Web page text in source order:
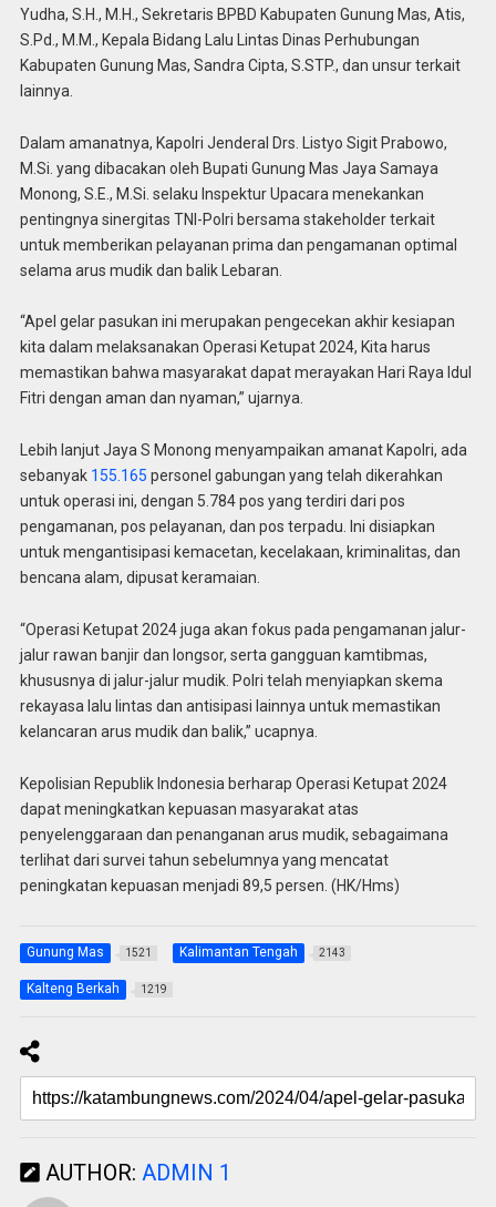
Yudha, S.H., M.H., Sekretaris BPBD Kabupaten Gunung Mas, Atis,
S.Pd., M.M., Kepala Bidang Lalu Lintas Dinas Perhubungan
Kabupaten Gunung Mas, Sandra Cipta, S.STP., dan unsur terkait
lainnya.
Dalam amanatnya, Kapolri Jenderal Drs. Listyo Sigit Prabowo,
M.Si. yang dibacakan oleh Bupati Gunung Mas Jaya Samaya
Monong, S.E., M.Si. selaku Inspektur Upacara menekankan
pentingnya sinergitas TNI-Polri bersama stakeholder terkait
untuk memberikan pelayanan prima dan pengamanan optimal
selama arus mudik dan balik Lebaran.
“Apel gelar pasukan ini merupakan pengecekan akhir kesiapan
kita dalam melaksanakan Operasi Ketupat 2024, Kita harus
memastikan bahwa masyarakat dapat merayakan Hari Raya Idul
Fitri dengan aman dan nyaman,” ujarnya.
Lebih lanjut Jaya S Monong menyampaikan amanat Kapolri, ada
sebanyak 155.165 personel gabungan yang telah dikerahkan
untuk operasi ini, dengan 5.784 pos yang terdiri dari pos
pengamanan, pos pelayanan, dan pos terpadu. Ini disiapkan
untuk mengantisipasi kemacetan, kecelakaan, kriminalitas, dan
bencana alam, dipusat keramaian.
“Operasi Ketupat 2024 juga akan fokus pada pengamanan jalur-
jalur rawan banjir dan longsor, serta gangguan kamtibmas,
khususnya di jalur-jalur mudik. Polri telah menyiapkan skema
rekayasa lalu lintas dan antisipasi lainnya untuk memastikan
kelancaran arus mudik dan balik,” ucapnya.
Kepolisian Republik Indonesia berharap Operasi Ketupat 2024
dapat meningkatkan kepuasan masyarakat atas
penyelenggaraan dan penanganan arus mudik, sebagaimana
terlihat dari survei tahun sebelumnya yang mencatat
peningkatan kepuasan menjadi 89,5 persen. (HK/Hms)
Gunung Mas 1521 Kalimantan Tengah 2143
Kalteng Berkah 1219
AUTHOR: ADMIN 1